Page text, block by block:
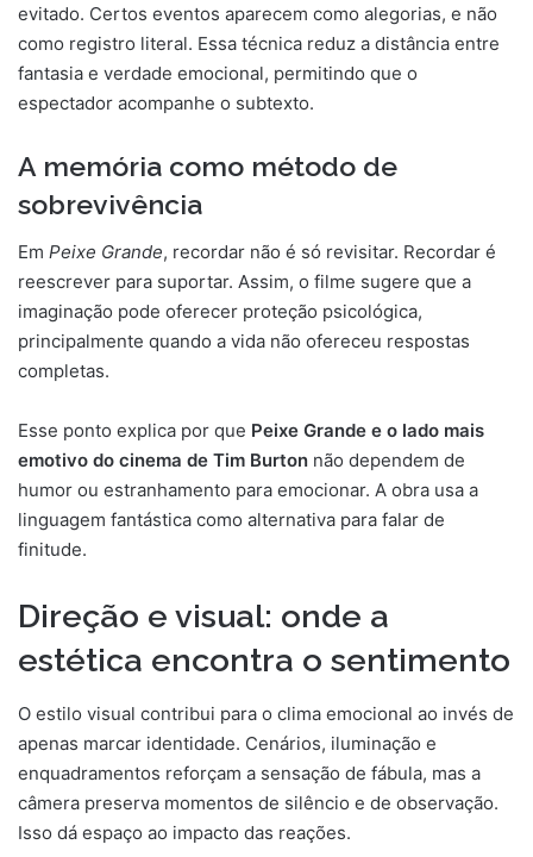
evitado. Certos eventos aparecem como alegorias, e não
como registro literal. Essa técnica reduz a distância entre
fantasia e verdade emocional, permitindo que o
espectador acompanhe o subtexto.
A memória como método de
sobrevivência
Em Peixe Grande, recordar não é só revisitar. Recordar é
reescrever para suportar. Assim, o filme sugere que a
imaginação pode oferecer proteção psicológica,
principalmente quando a vida não ofereceu respostas
completas.
Esse ponto explica por que Peixe Grande e o lado mais
emotivo do cinema de Tim Burton não dependem de
humor ou estranhamento para emocionar. A obra usa a
linguagem fantástica como alternativa para falar de
finitude.
Direção e visual: onde a
estética encontra o sentimento
O estilo visual contribui para o clima emocional ao invés de
apenas marcar identidade. Cenários, iluminação e
enquadramentos reforçam a sensação de fábula, mas a
câmera preserva momentos de silêncio e de observação.
Isso dá espaço ao impacto das reações.